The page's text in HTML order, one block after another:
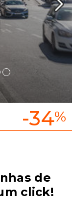
-34%
de
click!